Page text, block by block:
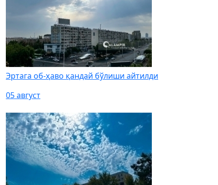
Эртага об-ҳаво қандай бўлиши айтилди
05 август